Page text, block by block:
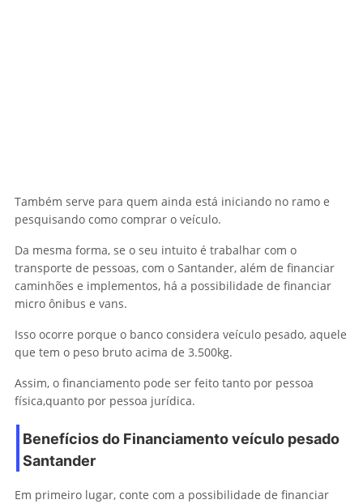
Também serve para quem ainda está iniciando no ramo e
pesquisando como comprar o veículo.
Da mesma forma, se o seu intuito é trabalhar com o
transporte de pessoas, com o Santander, além de financiar
caminhões e implementos, há a possibilidade de financiar
micro ônibus e vans.
Isso ocorre porque o banco considera veículo pesado, aquele
que tem o peso bruto acima de 3.500kg.
Assim, o financiamento pode ser feito tanto por pessoa
física,quanto por pessoa jurídica.
Benefícios do Financiamento veículo pesado
Santander
Em primeiro lugar, conte com a possibilidade de financiar